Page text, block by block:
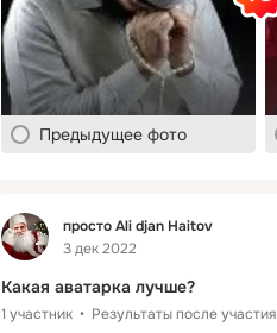
Предыдущее фото
Фид
просто Ali djan Haitov
3 дек 2022
Какая аватарка лучше?
1 участник Результаты после участия